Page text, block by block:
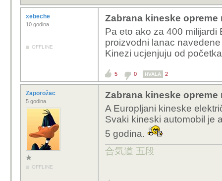
xebeche
10 godina
OFFLINE
Zabrana kineske
Pa eto ako za 400 milijardi
proizvodni lanac
Kinezi ucjenjuju od
5 0 HVALA 2
Zaporožac
5 godina
OFFLINE
Zabrana kineske
A Europljani kineske
Svaki kineski automobil je
5 godina.
合気道 五段